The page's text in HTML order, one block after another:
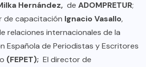
Hernández, de ADOMPRETUR;
de capacitación Ignacio Vasallo,
relaciones internacionales de la
Española de Periodistas y Escritores
(FEPET); El director de